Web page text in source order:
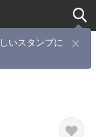
いスタンプに